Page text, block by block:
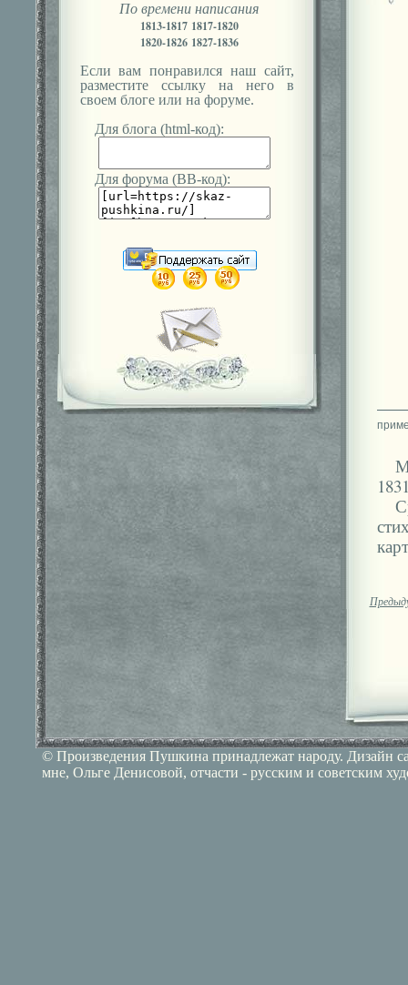
По времени написания
1813-1817 1817-1820
1820-1826 1827-1836
Если вам понравился наш сайт,
разместите ссылку на него в
своем блоге или на форуме.
Для блога (html-код):
Для форума (ВВ-код):
© Произведения Пушкина принадлежат народу. Дизайн
мне, Ольге Денисовой, отчасти - русским и советским